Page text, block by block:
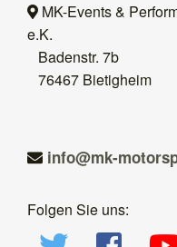
MK-Events &
e.K.
Badenstr. 7b
76467 Bietigheim
ed.tropsrotom-
Folgen Sie uns: